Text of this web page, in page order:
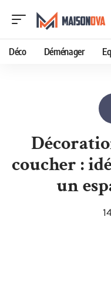
Déco Déménager
coucher :
un